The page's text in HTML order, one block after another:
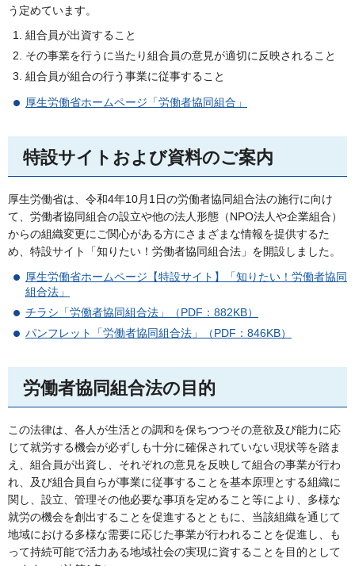
う定めています。
組合員が出資すること
その事業を行うに当たり組合員の意見が適切に反映されること
組合員が組合の行う事業に従事すること
厚生労働省ホームページ「労働者協同組合」
特設サイトおよび資料のご案内
厚生労働省は、令和4年10月1日の労働者協同組合法の施行に向け
て、労働者協同組合の設立や他の法人形態（NPO法人や企業組合）
からの組織変更にご関心がある方にさまざまな情報を提供するた
め、特設サイト「知りたい！労働者協同組合法」を開設しました。
厚生労働省ホームページ【特設サイト】「知りたい！労働者協同
組合法」
チラシ「労働者協同組合法」（PDF：882KB）
パンフレット「労働者協同組合法」（PDF：846KB）
労働者協同組合法の目的
この法律は、各人が生活との調和を保ちつつその意欲及び能力に応
じて就労する機会が必ずしも十分に確保されていない現状等を踏ま
え、組合員が出資し、それぞれの意見を反映して組合の事業が行わ
れ、及び組合員自らが事業に従事することを基本原理とする組織に
関し、設立、管理その他必要な事項を定めること等により、多様な
就労の機会を創出することを促進するとともに、当該組織を通じて
地域における多様な需要に応じた事業が行われることを促進し、も
って持続可能で活力ある地域社会の実現に資することを目的として